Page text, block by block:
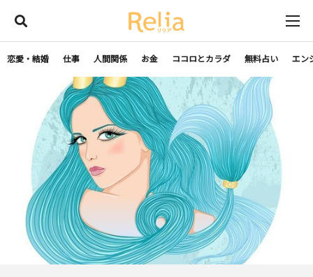
恋愛・結婚 仕事 人間関係 お金 ココロとカラダ 無料占い エン